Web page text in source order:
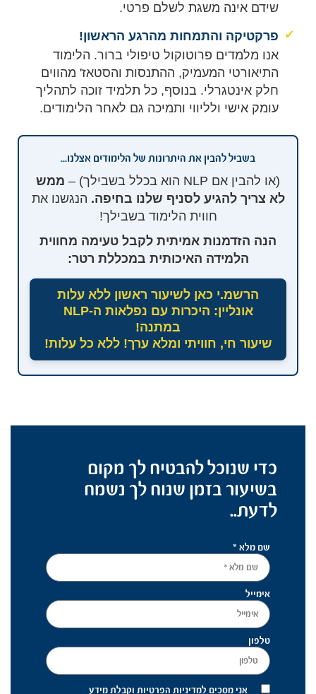
שידם אינה משגת לשלם פרטי.
✔ פרקטיקה והתמחות מהרגע הראשון!
אנו מלמדים פרוטוקול טיפולי ברור. הלימוד
התיאורטי המעמיק, ההתנסות והסטאז' מהווים
חלק אינטגרלי. בנוסף, כל תלמיד זוכה לתהליך
עומק אישי ולליווי ותמיכה גם לאחר הלימודים.
בשביל להבין את היתרונות של הלימודים אצלנו...
(או להבין אם NLP הוא בכלל בשבילך) –
ממש
לא צריך להגיע לסניף שלנו בחיפה. הנגשנו את
חווית הלימוד בשבילך!
הנה הזדמנות אמיתית לקבל טעימה מחווית
הלמידה האיכותית במכללת רטר:
הרשמ.י כאן לשיעור ראשון ללא עלות
אונליין: היכרות עם נפלאות ה-NLP
במתנה!
שיעור חי, חוויתי ומלא ערך! ללא כל עלות!
כדי שנוכל להבטיח לך מקום
בשיעור בזמן שנוח לך נשמח
לדעת..
שם מלא *
אימייל
טלפון
אני מסכים למדיניות הפרטיות וקבלת מידע